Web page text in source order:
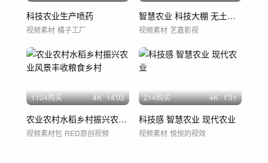
科技农业生产喷药
视频素材 橘子工厂
智慧农业 科技大棚 无土栽培 科技助农
视频素材 艺嘉影视
1104购买 4K 14'03
农业农村水稻乡村振兴农业风景丰收粮食乡村
视频素材包 RED原创视频
214购买 4K 1'31
科技感 智慧农业 现代农业
视频素材 悦悦的视效